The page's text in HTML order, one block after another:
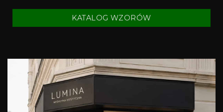
KATALOG WZORÓW